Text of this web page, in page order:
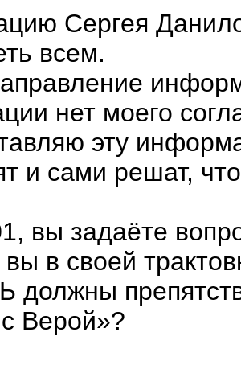
Сергея
всем.
нет моего
эту
и сами решат,
вы задаёте
в своей
Верой»?